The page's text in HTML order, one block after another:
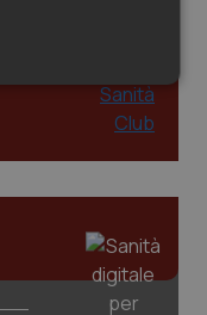
Marketing